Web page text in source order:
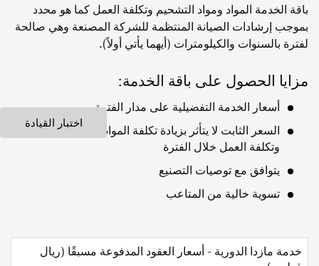
اختبار القيادة
باقة الخدمة المواد ومواد التشحيم وتكلفة العمل كما هو محدد
بموجب إرشادات الصيانة المنتظمة للشركة المصنعة وهي صالحة
لفترة بالسنوات والكيلومترات (أيهما يأتي أولاً).
مزايا الحصول على باقة الخدمة:
أسعار الخدمة التفضيلية على مدار الفترة
السعر الثابت لا يتأثر بزيادة تكلفة المواد ومواد التشحيم
وتكلفة العمل خلال الفترة
يتوافق مع توصيات التصنيع
تسوية خالية من المتاعب
خدمة مازدا الدورية - أسعار العقود المدفوعة مسبقًا (ريال